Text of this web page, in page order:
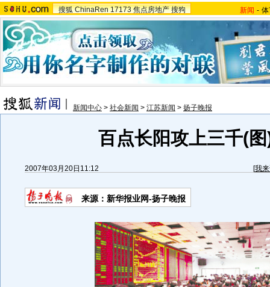
搜狐 ChinaRen 17173 焦点房地产 搜狗 新闻 -
新闻中心 > 社会新闻 > 江苏新闻 > 扬子晚报
百点长阳攻上三千(
2007年03月20日11:12 [我
来源：新华报业网-扬子晚报